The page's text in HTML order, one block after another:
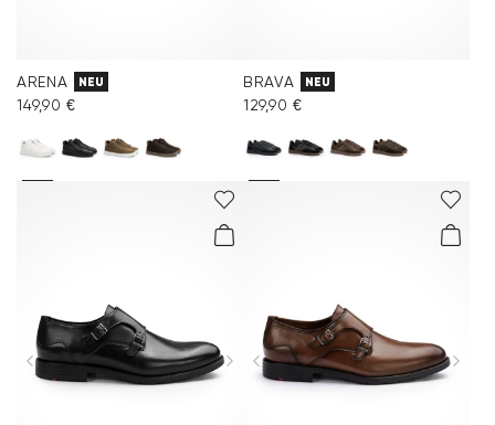
ARENA NEU
149,90 €
BRAVA NEU
129,90 €